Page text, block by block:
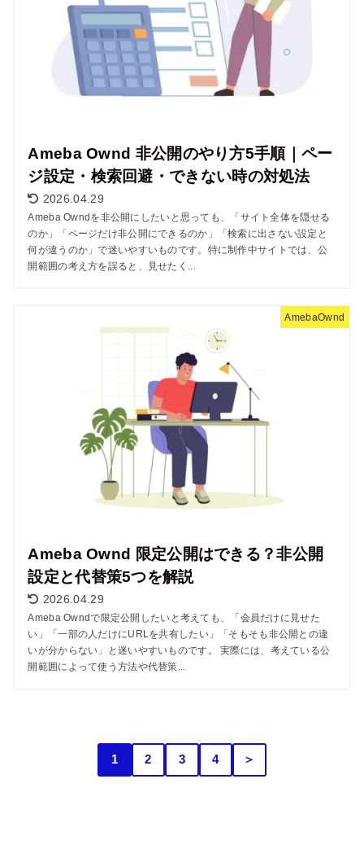
Ameba Ownd 非公開のやり方5手順｜ペー
ジ設定・検索回避・できない時の対処法
2026.04.29
Ameba Owndを非公開にしたいと思っても、「サイト全体を隠せる
のか」「ページだけ非公開にできるのか」「検索に出さない設定と
何が違うのか」で迷いやすいものです。特に制作中サイトでは、公
開範囲の考え方を誤ると、見せたく...
AmebaOwnd
Ameba Ownd 限定公開はできる？非公開
設定と代替策5つを解説
2026.04.29
Ameba Owndで限定公開したいと考えても、「会員だけに見せた
い」「一部の人だけにURLを共有したい」「そもそも非公開との違
いが分からない」と迷いやすいものです。 実際には、考えている公
開範囲によって使う方法や代替策...
1 2 3 4 ＞